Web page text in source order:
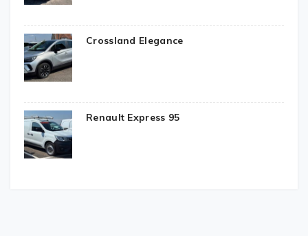
Crossland Elegance
Renault Express 95